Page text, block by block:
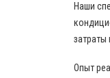
Наши
затраты
Опыт